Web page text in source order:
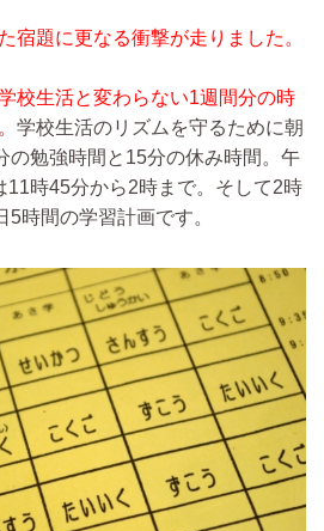
宿題に更なる衝撃が走りました。
校生活と変わらない1週間分の時
学校生活のリズムを守るために朝
の勉強時間と15分の休み時間。午
11時45分から2時まで。そして2時
時間の学習計画です。